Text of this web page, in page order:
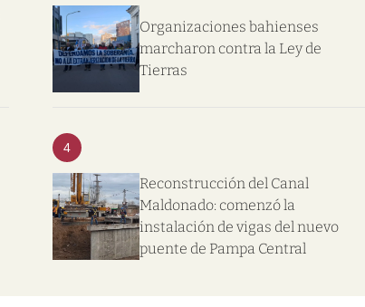
Organizaciones bahienses
marcharon contra la Ley de
Tierras
4
Reconstrucción del Canal
Maldonado: comenzó la
instalación de vigas del nuevo
puente de Pampa Central